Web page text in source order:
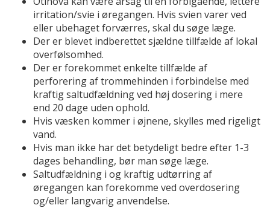
irritation/svie i øregangen. Hvis svien varer ved
eller ubehaget forværres, skal du søge læge.
Der er blevet indberettet sjældne tillfælde af lokal
overfølsomhed.
Der er forekommet enkelte tillfælde af
perforering af trommehinden i forbindelse med
kraftig saltudfældning ved høj dosering i mere
end 20 dage uden ophold.
Hvis væsken kommer i øjnene, skylles med rigeligt
vand.
Hvis man ikke har det betydeligt bedre efter 1-3
dages behandling, bør man søge læge.
Saltudfældning i og kraftig udtørring af
øregangen kan forekomme ved overdosering
og/eller langvarig anvendelse.